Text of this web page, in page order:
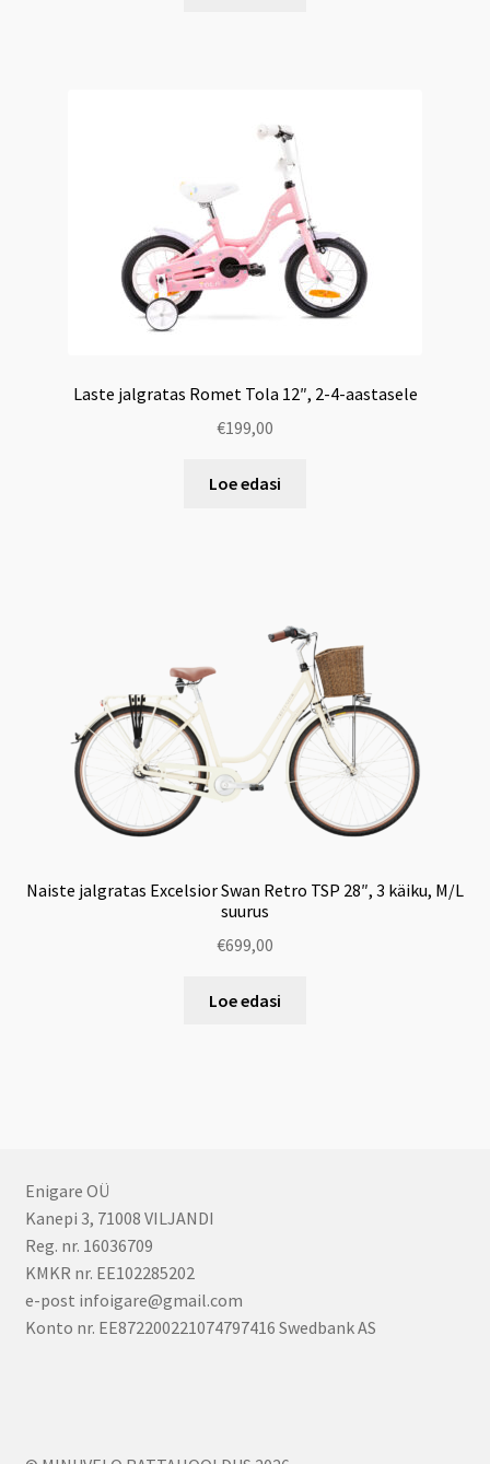
Laste jalgratas Romet Tola 12″, 2-4-aastasele
€199,00
Loe edasi
Naiste jalgratas Excelsior Swan Retro TSP 28″, 3 käiku, M/L
suurus
€699,00
Loe edasi
Enigare OÜ
Kanepi 3, 71008 VILJANDI
Reg. nr. 16036709
KMKR nr. EE102285202
e-post infoigare@gmail.com
Konto nr. EE872200221074797416 Swedbank AS